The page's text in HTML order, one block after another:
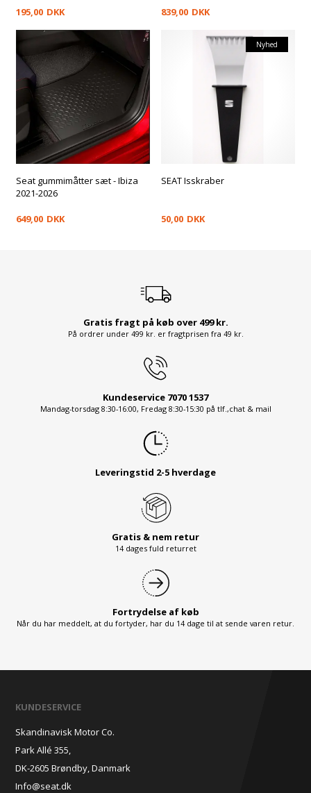
195,00 DKK 839,00 DKK
Seat gummimåtter sæt - Ibiza
2021-2026
649,00 DKK
Nyhed
SEAT Isskraber
50,00 DKK
Gratis fragt på køb over 499 kr.
På ordrer under 499 kr. er fragtprisen fra 49 kr.
Kundeservice 7070 1537
Mandag-torsdag 8:30-16:00, Fredag 8:30-15:30 på tlf.,chat & mail
Leveringstid 2-5 hverdage
Gratis & nem retur
14 dages fuld returret
Fortrydelse af køb
Når du har meddelt, at du fortyder, har du 14 dage til at sende varen retur.
KUNDESERVICE
Skandinavisk Motor Co.
Park Allé 355,
DK-2605 Brøndby, Danmark
Info@seat.dk